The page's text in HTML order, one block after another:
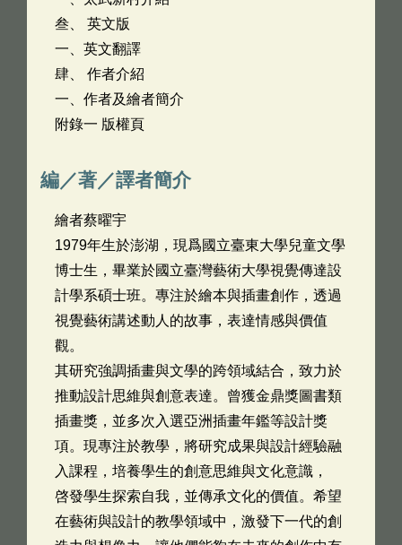
叁、 英文版
一、英文翻譯
肆、 作者介紹
一、作者及繪者簡介
附錄一 版權頁
編／著／譯者簡介
繪者蔡曜宇
1979年生於澎湖，現爲國立臺東大學兒童文學
博士生，畢業於國立臺灣藝術大學視覺傳達設
計學系碩士班。專注於繪本與插畫創作，透過
視覺藝術講述動人的故事，表達情感與價值
觀。
其研究強調插畫與文學的跨領域結合，致力於
推動設計思維與創意表達。曾獲金鼎獎圖書類
插畫獎，並多次入選亞洲插畫年鑑等設計獎
項。現專注於教學，將研究成果與設計經驗融
入課程，培養學生的創意思維與文化意識，
啓發學生探索自我，並傳承文化的價值。希望
在藝術與設計的教學領域中，激發下一代的創